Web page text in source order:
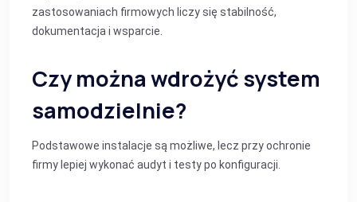
zastosowaniach firmowych liczy się stabilność,
dokumentacja i wsparcie.
Czy można wdrożyć system
samodzielnie?
Podstawowe instalacje są możliwe, lecz przy ochronie
firmy lepiej wykonać audyt i testy po konfiguracji.